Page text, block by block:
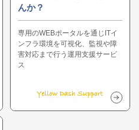
んか？
専用のWEBポータルを通じITイ
ンフラ環境を可視化、監視や障
害対応まで行う運用支援サービ
ス